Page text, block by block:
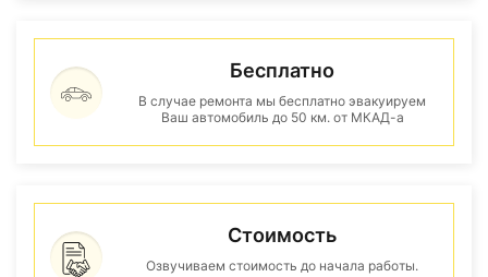
Бесплатно
В случае ремонта мы бесплатно эвакуируем
Ваш автомобиль до 50 км. от МКАД-а
Стоимость
Озвучиваем стоимость до начала работы.